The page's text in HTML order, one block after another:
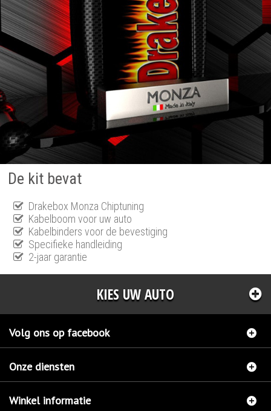
De kit bevat
Drakebox Monza Chiptuning
Kabelboom voor uw auto
Kabelbinders voor de bevestiging
Specifieke handleiding
2-jaar garantie
KIES UW AUTO
Volg ons op facebook
Onze diensten
Winkel informatie